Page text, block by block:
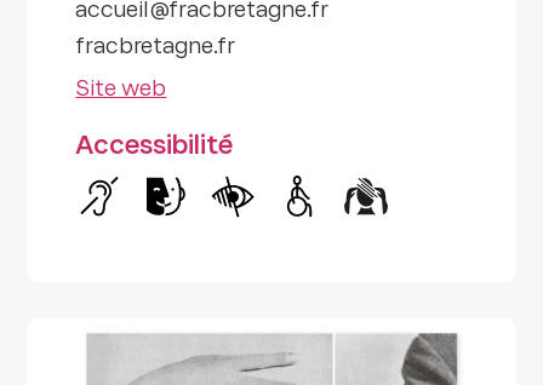
accueil@fracbretagne.fr
fracbretagne.fr
Site web
Accessibilité
Handicap auditif
Handicap intellectuel
Handicap visuel
Handicap moteur